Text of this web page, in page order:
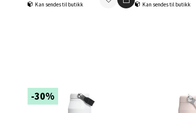
Kan sendes til butikk
Kan sendes til butikk
-30%